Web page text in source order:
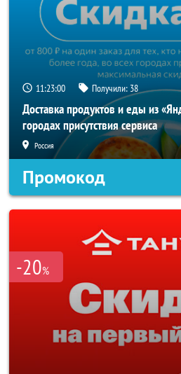
11:23:00 Получили: 38
Доставка продуктов и еды из
городах присутствия сервиса
Россия
Промокод
-20%